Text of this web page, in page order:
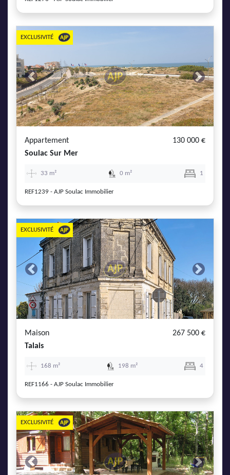
Previous Next
EXCLUSIVITÉ
Appartement
130 000 €
Soulac Sur Mer
33 m² 0 m² 1
REF1239 - AJP Soulac Immobilier
Previous Next
EXCLUSIVITÉ
Maison
267 500 €
Talais
168 m² 198 m² 4
REF1166 - AJP Soulac Immobilier
Previous Next
EXCLUSIVITÉ